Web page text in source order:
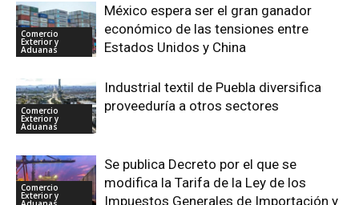
Comercio
Exterior y
Aduanas
México espera ser el gran ganador
económico de las tensiones entre
Estados Unidos y China
Comercio
Exterior y
Aduanas
Industrial textil de Puebla diversifica
proveeduría a otros sectores
Comercio
Exterior y
Se publica Decreto por el que se
modifica la Tarifa de la Ley de los
Impuestos Generales de Importación y